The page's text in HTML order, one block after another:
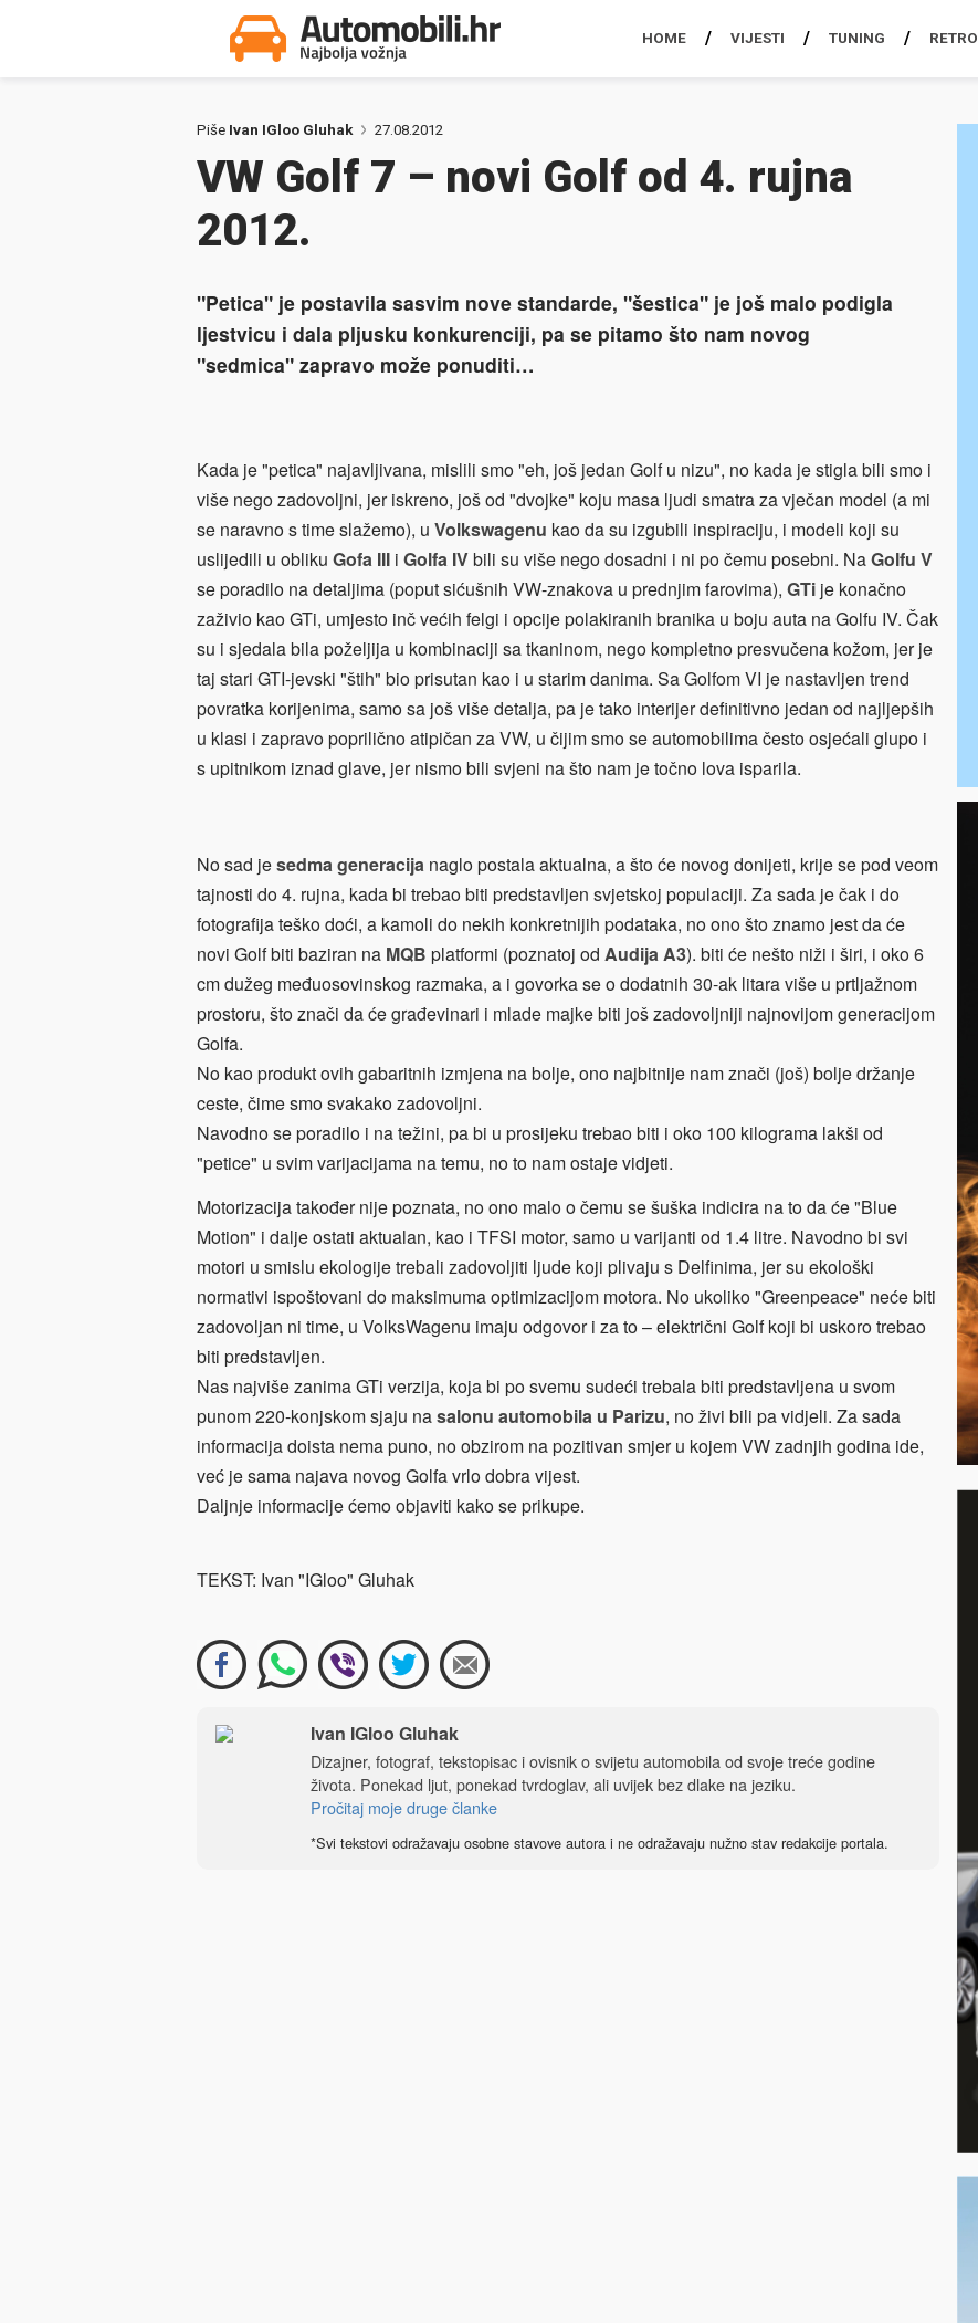
HOME VIJESTI TUNING RETRO
Piše Ivan IGloo Gluhak 27.08.2012
VW Golf 7 – novi Golf od 4. rujna
2012.
"Petica" je postavila sasvim nove standarde, "šestica" je još malo podigla
ljestvicu i dala pljusku konkurenciji, pa se pitamo što nam novog
"sedmica" zapravo može ponuditi…
Kada je "petica" najavljivana, mislili smo "eh, još jedan Golf u nizu", no kada je stigla bili smo i
više nego zadovoljni, jer iskreno, još od "dvojke" koju masa ljudi smatra za vječan model (a mi
se naravno s time slažemo), u Volkswagenu kao da su izgubili inspiraciju, i modeli koji su
uslijedili u obliku Gofa III i Golfa IVbili su više nego dosadni i ni po čemu posebni. NaGolfu V
se poradilo na detaljima (poput sićušnih VW-znakova u prednjim farovima), GTi je konačno
zaživio kao GTi, umjesto inč većih felgi i opcije polakiranih branika u boju auta na Golfu IV. Čak
su i sjedala bila poželjija u kombinaciji sa tkaninom, nego kompletno presvučena kožom, jer je
taj stari GTI-jevski "štih" bio prisutan kao i u starim danima. Sa Golfom VI je nastavljen trend
povratka korijenima, samo sa još više detalja, pa je tako interijer definitivno jedan od najljepših
u klasi i zapravo poprilično atipičan za VW, u čijim smo se automobilima često osjećali glupo i
s upitnikom iznad glave, jer nismo bili svjeni na što nam je točno lova isparila.
No sad jesedma generacija naglo postala aktualna, a što će novog donijeti, krije se pod veom
tajnosti do 4. rujna, kada bi trebao biti predstavljen svjetskoj populaciji. Za sada je čak i do
fotografija teško doći, a kamoli do nekih konkretnijih podataka, no ono što znamo jest da će
novi Golf biti baziran na MQB platformi (poznatoj od Audija A3). biti će nešto niži i širi, i oko 6
cm dužeg međuosovinskog razmaka, a i govorka se o dodatnih 30-ak litara više u prtljažnom
prostoru, što znači da će građevinari i mlade majke biti još zadovoljniji najnovijom generacijom
Golfa.
No kao produkt ovih gabaritnih izmjena na bolje, ono najbitnije nam znači (još) bolje držanje
ceste, čime smo svakako zadovoljni.
Navodno se poradilo i na težini, pa bi u prosijeku trebao biti i oko 100 kilograma lakši od
"petice" u svim varijacijama na temu, no to nam ostaje vidjeti.
Motorizacija također nije poznata, no ono malo o čemu se šuška indicira na to da će "Blue
Motion" i dalje ostati aktualan, kao i TFSI motor, samo u varijanti od 1.4 litre. Navodno bi svi
motori u smislu ekologije trebali zadovoljiti ljude koji plivaju s Delfinima, jer su ekološki
normativi ispoštovani do maksimuma optimizacijom motora. No ukoliko "Greenpeace" neće biti
zadovoljan ni time, u VolksWagenu imaju odgovor i za to – električni Golf koji bi uskoro trebao
biti predstavljen.
Nas najviše zanima GTi verzija, koja bi po svemu sudeći trebala biti predstavljena u svom
punom 220-konjskom sjaju nasalonu automobila u Parizu, no živi bili pa vidjeli. Za sada
informacija doista nema puno, no obzirom na pozitivan smjer u kojem VW zadnjih godina ide,
već je sama najava novog Golfa vrlo dobra vijest.
Daljnje informacije ćemo objaviti kako se prikupe.
TEKST: Ivan "IGloo" Gluhak
Ivan IGloo Gluhak
Dizajner, fotograf, tekstopisac i ovisnik o svijetu automobila od svoje treće godine
života. Ponekad ljut, ponekad tvrdoglav, ali uvijek bez dlake na jeziku.
Pročitaj moje druge članke
*Svi tekstovi odražavaju osobne stavove autora i ne odražavaju nužno stav redakcije portala.